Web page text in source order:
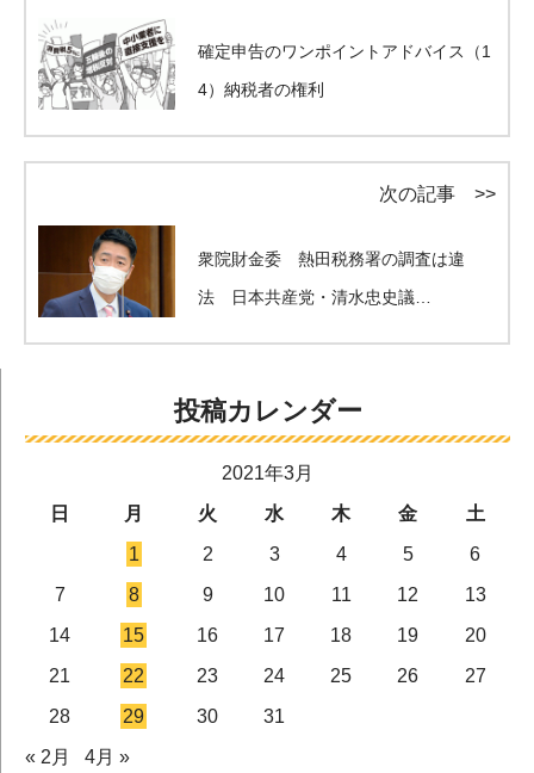
確定申告のワンポイントアドバイス（1
4）納税者の権利
次の記事 >>
衆院財金委 熱田税務署の調査は違
法 日本共産党・清水忠史議…
投稿カレンダー
2021年3月
日
月 火 水 木 金
土
1
2 3 4 5
6
7
8 9 10 11 12
13
14
15 16 17 18 19
20
21
22 23 24 25 26
27
28
29 30
31
« 2月
4月 »